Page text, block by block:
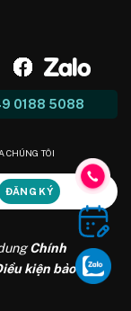
0188 5088
CHÚNG TÔI
Chính
kiện bảo